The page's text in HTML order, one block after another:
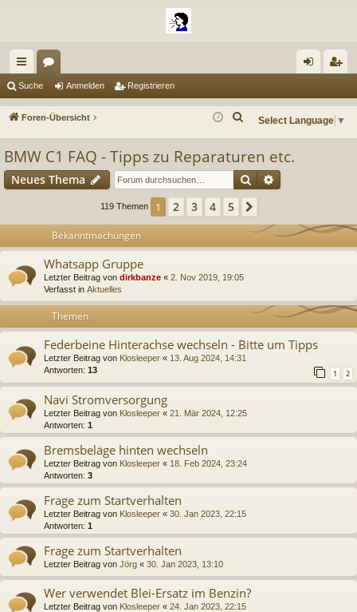
ch
ne
ug
riff
en m ist
Suche Anmelden Registrieren
Foren-Übersicht Select Language ▼
h
e
BMW C1 FAQ - Tipps zu Reparaturen etc.
Neues Thema Suche
119 Themen 1 2 3 4 5
Bekanntmachungen
Whatsapp Gruppe
Letzter Beitrag von dirkbanze « 2. Nov 2019, 19:05
Verfasst in Aktuelles
Themen
Federbeine Hinterachse wechseln - Bitte um Tipps
Letzter Beitrag von Klosleeper « 13. Aug 2024, 14:31
Antworten: 13 1 2
Navi Stromversorgung
Letzter Beitrag von Klosleeper « 21. Mär 2024, 12:25
Antworten: 1
Bremsbeläge hinten wechseln
Letzter Beitrag von Klosleeper « 18. Feb 2024, 23:24
Antworten: 3
Frage zum Startverhalten
Letzter Beitrag von Klosleeper « 30. Jan 2023, 22:15
Antworten: 1
Frage zum Startverhalten
Letzter Beitrag von Jörg « 30. Jan 2023, 13:10
Wer verwendet Blei-Ersatz im Benzin?
Letzter Beitrag von Klosleeper « 24. Jan 2023, 22:15